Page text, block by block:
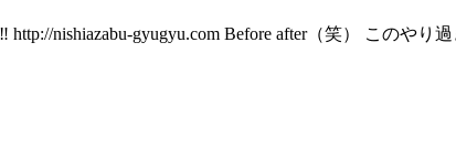
nishiazabu-gyugyu.com Before after（笑） このや